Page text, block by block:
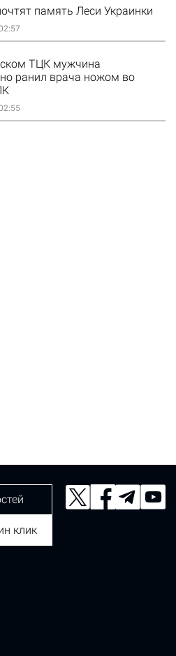
память Леси Украинки
ТЦК мужчина
ранил врача ножом во
клик